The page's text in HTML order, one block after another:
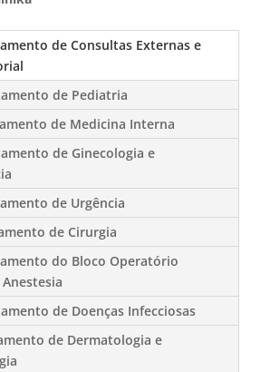
de Consultas Externas e
de Pediatria
de Medicina Interna
de Ginecologia e
de Urgência
de Cirurgia
do Bloco Operatório
de Doenças Infecciosas
de Dermatologia e